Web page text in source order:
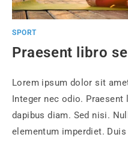
SPORT
Praesent libro
Lorem ipsum dolor sit
Integer nec odio. Praesent
dapibus diam. Sed nisi.
elementum imperdiet.